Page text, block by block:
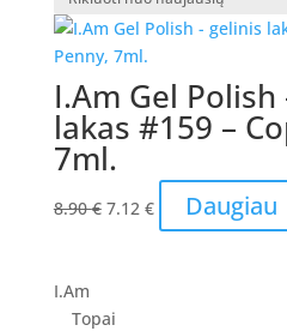
I.Am Gel Polish
lakas #159 –
7ml.
8.90€ Original
7.12 €Current
price
Daugiau
I.Am
Topai